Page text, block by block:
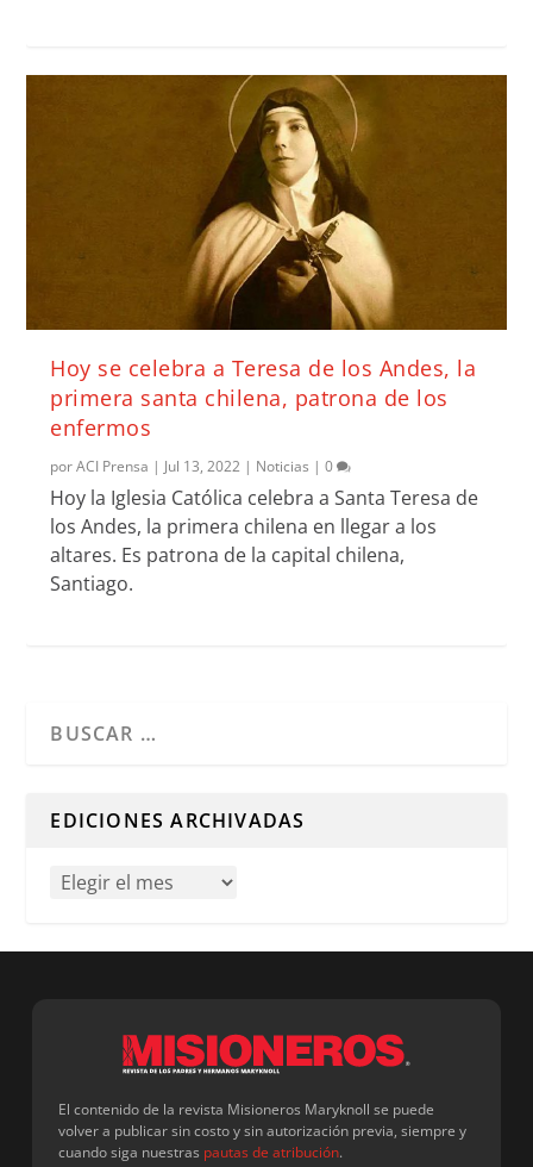
Hoy se celebra a Teresa de los Andes, la
primera santa chilena, patrona de los
enfermos
porACI Prensa | Jul 13, 2022 | Noticias |0
Hoy la Iglesia Católica celebra a Santa Teresa de
los Andes, la primera chilena en llegar a los
altares. Es patrona de la capital chilena,
Santiago.
EDICIONES ARCHIVADAS
El contenido de la revista Misioneros Maryknoll se puede
volver a publicar sin costo y sin autorización previa, siempre y
cuando siga nuestras pautas de atribución.